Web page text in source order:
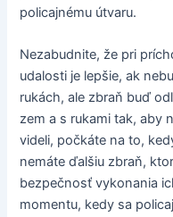
policajnému útvaru.
Nezabudnite, že pri
udalosti je lepšie, ak
rukách, ale zbraň buď
zem a s rukami tak, aby
videli, počkáte na to,
nemáte ďalšiu zbraň,
bezpečnosť vykonania
momentu, kedy sa